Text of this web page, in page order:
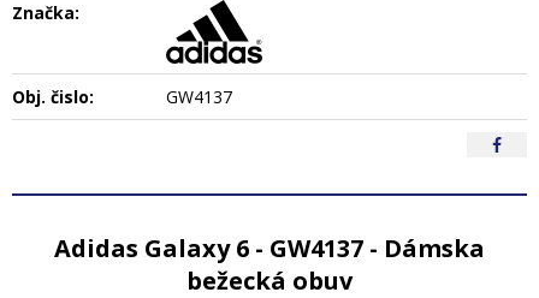
Značka:
Obj. čislo: GW4137
Adidas Galaxy 6 - GW4137 - Dámska
bežecká obuv